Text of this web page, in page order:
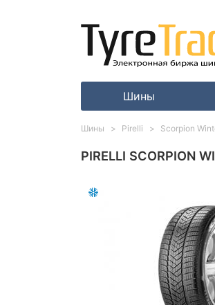
Шины
PIRELLI SCORPION
Шины Pirelli Scorpion